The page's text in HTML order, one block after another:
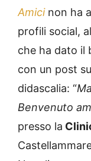
Amicinon ha
profili social,
che ha dato il
con un post su
didascalia: “
Benvenuto
presso la